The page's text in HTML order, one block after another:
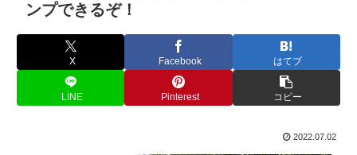
ンプできるぞ！
X Facebook はてブ
LINE Pinterest コピー
2022.07.02